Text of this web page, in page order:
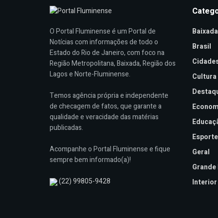
O Portal Fluminense é um Portal de
Notícias com informações de todo o
Estado do Rio de Janeiro, com foco na
Região Metropolitana, Baixada, Região dos
Lagos e Norte-Fluminense.
Temos agência própria e independente
de checagem de fatos, que garante a
qualidade e veracidade das matérias
publicadas.
Acompanhe o Portal Fluminense e fique
sempre bem informado(a)!
(22) 99805-9428
Baixada
Brasil
Cultura
Geral
Grande
Interior